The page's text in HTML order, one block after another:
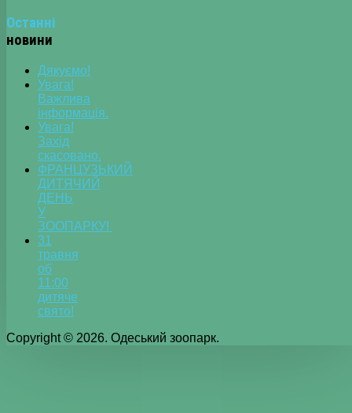
Останні
новини
Дякуємо!
Увага!
Важлива
інформація.
Увага!
Захід
скасовано.
ФРАНЦУЗЬКИЙ
ДИТЯЧИЙ
ДЕНЬ
У
ЗООПАРКУ!
31
травня
об
11:00
дитяче
свято!
Copyright © 2026. Одеський зоопарк.